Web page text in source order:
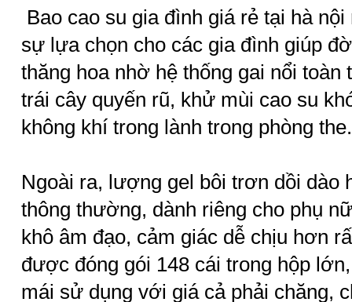
Bao cao su gia đình giá rẻ tại hà
sự lựa chọn cho các gia đình giúp
thăng hoa nhờ hệ thống gai nổi
trái cây quyến rũ, khử mùi cao su
không khí trong lành trong phòng the.
Ngoài ra, lượng gel bôi trơn dồi dào
thông thường, dành riêng cho phụ
khô âm đạo, cảm giác dễ chịu hơn
được đóng gói 148 cái trong hộp
mái sử dụng với giá cả phải chăng,